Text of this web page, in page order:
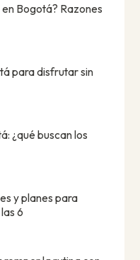
Bogotá? Razones
para disfrutar sin
¿qué buscan los
y planes para
6